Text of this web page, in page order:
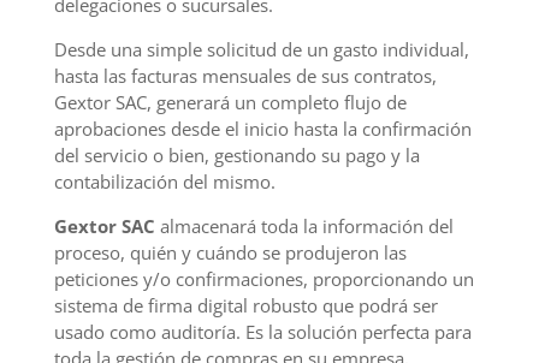
delegaciones o sucursales.
Desde una simple solicitud de un gasto individual,
hasta las facturas mensuales de sus contratos,
Gextor SAC, generará un completo flujo de
aprobaciones desde el inicio hasta la confirmación
del servicio o bien, gestionando su pago y la
contabilización del mismo.
Gextor SAC almacenará toda la información del
proceso, quién y cuándo se produjeron las
peticiones y/o confirmaciones, proporcionando un
sistema de firma digital robusto que podrá ser
usado como auditoría. Es la solución perfecta para